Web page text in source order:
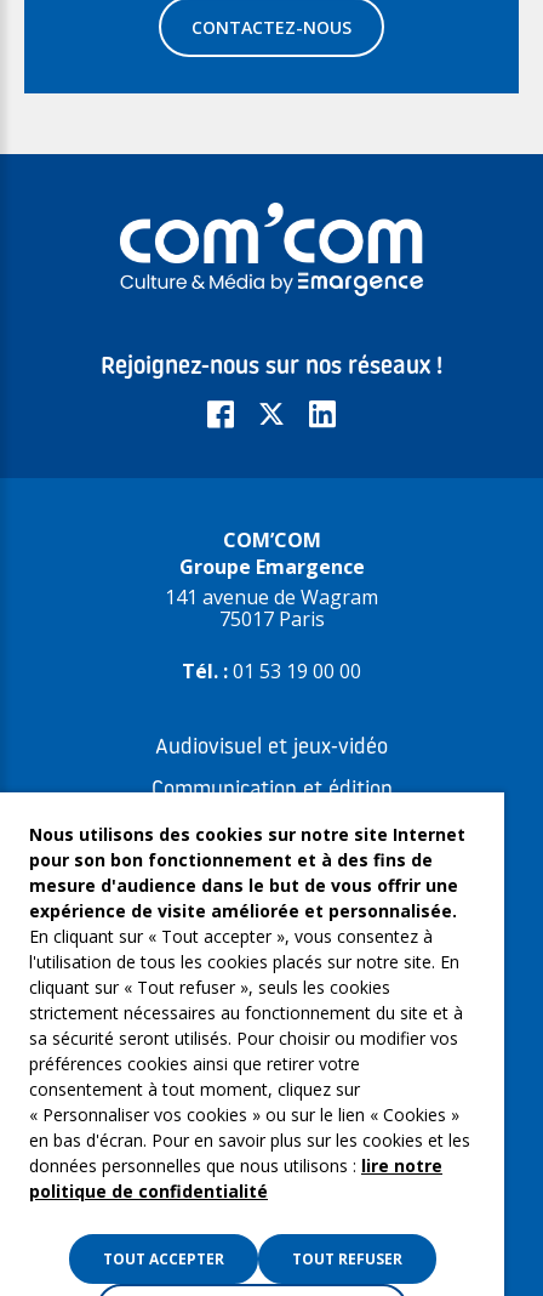
CONTACTEZ-NOUS
Rejoignez-nous sur nos réseaux !
COM’COM
Groupe Emargence
141 avenue de Wagram
75017 Paris
Tél. :01 53 19 00 00
Audiovisuel et jeux-vidéo
Communication et édition
Freelances et artistes-auteurs
Musique et spectacles
Qui sommes-nous ?
Groupe Emargence
C’moi le chef
Actualités
Contactez nous
Mentions légales
Gestion des cookies
Nous utilisons des cookies sur notre site Internet
pour son bon fonctionnement et à des fins de
mesure d'audience dans le but de vous offrir une
expérience de visite améliorée et personnalisée.
En cliquant sur « Tout accepter », vous consentez à
l'utilisation de tous les cookies placés sur notre site. En
cliquant sur « Tout refuser », seuls les cookies
strictement nécessaires au fonctionnement du site et à
sa sécurité seront utilisés. Pour choisir ou modifier vos
préférences cookies ainsi que retirer votre
consentement à tout moment, cliquez sur
« Personnaliser vos cookies » ou sur le lien « Cookies »
en bas d'écran. Pour en savoir plus sur les cookies et les
données personnelles que nous utilisons : lire notre
politique de confidentialité
TOUT ACCEPTER TOUT REFUSER